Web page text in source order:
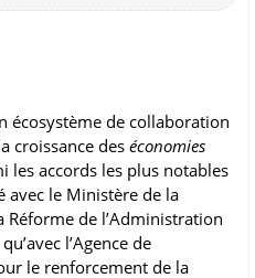
écosystème de collaboration
croissance des économies
les accords les plus notables
le Ministère de la
de l’Administration
l’Agence de
le renforcement de la